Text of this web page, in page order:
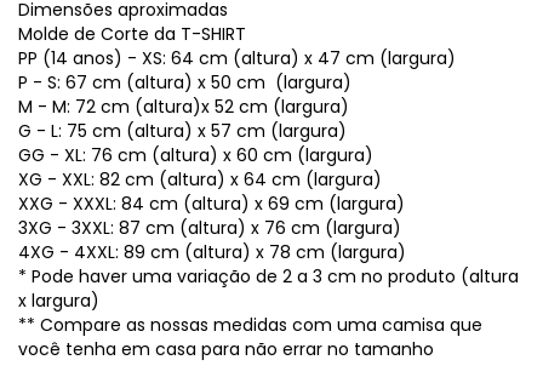
Dimensões aproximadas
Molde de Corte da T-SHIRT
PP (14 anos) - XS: 64 cm (altura) x 47 cm (largura)
P - S: 67 cm (altura) x 50 cm (largura)
M - M: 72 cm (altura)x 52 cm (largura)
G - L: 75 cm (altura) x 57 cm (largura)
GG - XL: 76 cm (altura) x 60 cm (largura)
XG - XXL: 82 cm (altura) x 64 cm (largura)
XXG - XXXL: 84 cm (altura) x 69 cm (largura)
3XG - 3XXL: 87 cm (altura) x 76 cm (largura)
4XG - 4XXL: 89 cm (altura) x 78 cm (largura)
* Pode haver uma variação de 2 a 3 cm no produto (altura
x largura)
** Compare as nossas medidas com uma camisa que
você tenha em casa para não errar no tamanho